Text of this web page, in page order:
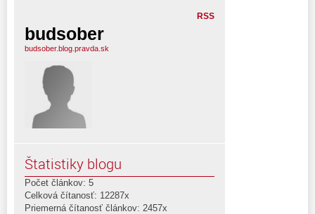
RSS
budsober
budsober.blog.pravda.sk
Štatistiky blogu
Počet článkov: 5
Celková čítanosť: 12287x
Priemerná čítanosť článkov: 2457x